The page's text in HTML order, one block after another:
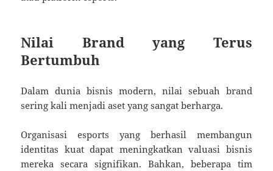
Nilai Brand yang Terus
Bertumbuh
Dalam dunia bisnis modern, nilai sebuah brand
sering kali menjadi aset yang sangat berharga.
Organisasi esports yang berhasil membangun
identitas kuat dapat meningkatkan valuasi bisnis
mereka secara signifikan. Bahkan, beberapa tim